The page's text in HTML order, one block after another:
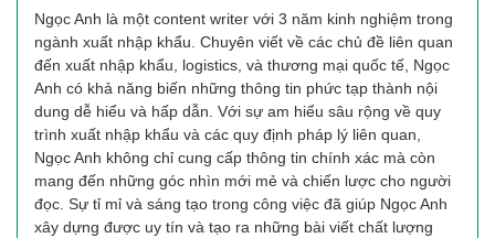
Ngọc Anh là một content writer với 3 năm kinh nghiệm trong
ngành xuất nhập khẩu. Chuyên viết về các chủ đề liên quan
đến xuất nhập khẩu, logistics, và thương mại quốc tế, Ngọc
Anh có khả năng biến những thông tin phức tạp thành nội
dung dễ hiểu và hấp dẫn. Với sự am hiểu sâu rộng về quy
trình xuất nhập khẩu và các quy định pháp lý liên quan,
Ngọc Anh không chỉ cung cấp thông tin chính xác mà còn
mang đến những góc nhìn mới mẻ và chiến lược cho người
đọc. Sự tỉ mỉ và sáng tạo trong công việc đã giúp Ngọc Anh
xây dựng được uy tín và tạo ra những bài viết chất lượng